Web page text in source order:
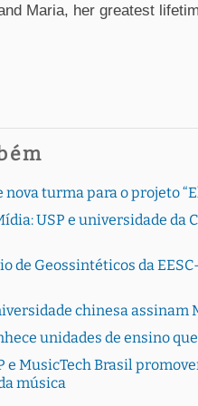
Maria, her greatest
nova turma para o projeto
USP e universidade
de Geossintéticos da
chinesa
unidades de ensino
e MusicTech Brasil
música